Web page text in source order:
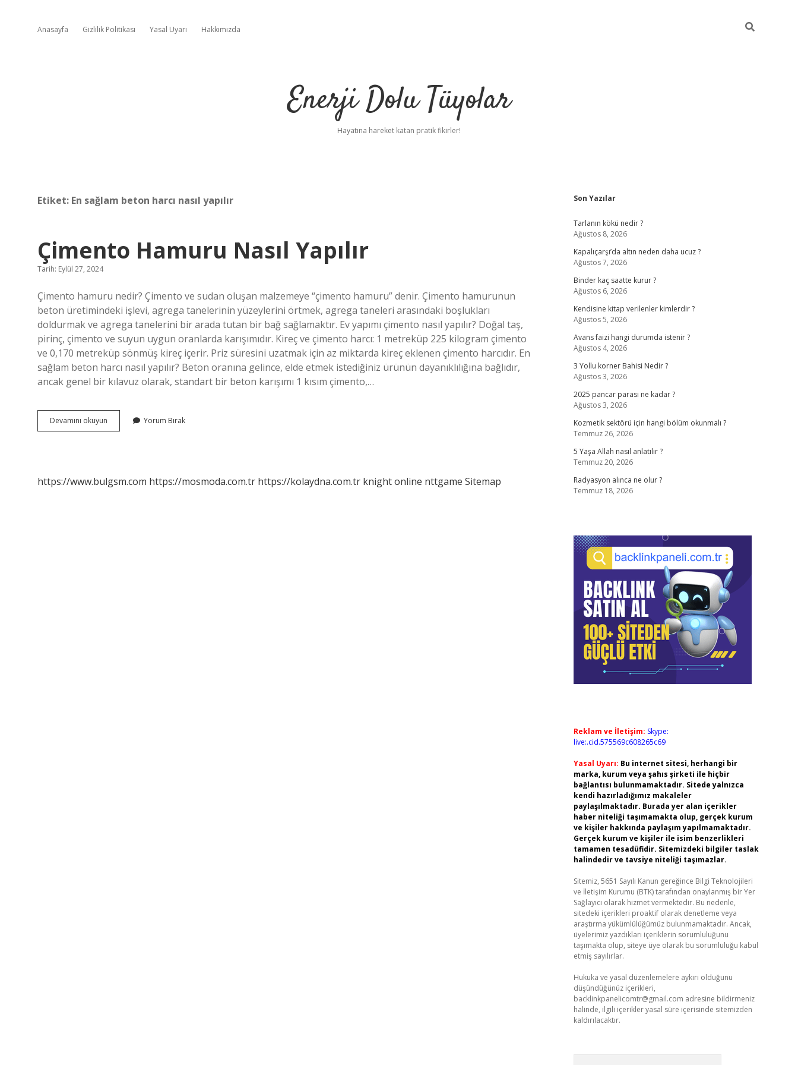
Anasayfa Gizlilik Politikası Yasal Uyarı Hakkımızda
Enerji Dolu Tüyolar
Hayatına hareket katan pratik fikirler!
Etiket: En sağlam beton harcı nasıl yapılır
Çimento Hamuru Nasıl Yapılır
Tarih: Eylül 27, 2024
Çimento hamuru nedir? Çimento ve sudan oluşan malzemeye “çimento hamuru” denir. Çimento hamurunun
beton üretimindeki işlevi, agrega tanelerinin yüzeylerini örtmek, agrega taneleri arasındaki boşlukları
doldurmak ve agrega tanelerini bir arada tutan bir bağ sağlamaktır. Ev yapımı çimento nasıl yapılır? Doğal taş,
pirinç, çimento ve suyun uygun oranlarda karışımıdır. Kireç ve çimento harcı: 1 metreküp 225 kilogram çimento
ve 0,170 metreküp sönmüş kireç içerir. Priz süresini uzatmak için az miktarda kireç eklenen çimento harcıdır. En
sağlam beton harcı nasıl yapılır? Beton oranına gelince, elde etmek istediğiniz ürünün dayanıklılığına bağlıdır,
ancak genel bir kılavuz olarak, standart bir beton karışımı 1 kısım çimento,…
Devamını okuyun Çimento
Hamuru
Yorum Bırak
https://www.bulgsm.com https://mosmoda.com.tr https://kolaydna.com.tr knight online nttgame Sitemap
Sidebar
Son Yazılar
Tarlanın kökü nedir ?
Ağustos 8, 2026
Kapalıçarşı’da altın neden daha ucuz ?
Ağustos 7, 2026
Binder kaç saatte kurur ?
Ağustos 6, 2026
Kendisine kitap verilenler kimlerdir ?
Ağustos 5, 2026
Avans faizi hangi durumda istenir ?
Ağustos 4, 2026
3 Yollu korner Bahisi Nedir ?
Ağustos 3, 2026
2025 pancar parası ne kadar ?
Ağustos 3, 2026
Kozmetik sektörü için hangi bölüm okunmalı ?
Temmuz 26, 2026
5 Yaşa Allah nasıl anlatılır ?
Temmuz 20, 2026
Radyasyon alınca ne olur ?
Temmuz 18, 2026
Reklam ve İletişim: Skype:
live:.cid.575569c608265c69
Yasal Uyarı: Bu internet sitesi, herhangi bir
marka, kurum veya şahıs şirketi ile hiçbir
bağlantısı bulunmamaktadır. Sitede yalnızca
kendi hazırladığımız makaleler
paylaşılmaktadır. Burada yer alan içerikler
haber niteliği taşımamakta olup, gerçek kurum
ve kişiler hakkında paylaşım yapılmamaktadır.
Gerçek kurum ve kişiler ile isim benzerlikleri
tamamen tesadüfidir. Sitemizdeki bilgiler taslak
halindedir ve tavsiye niteliği taşımazlar.
Sitemiz, 5651 Sayılı Kanun gereğince Bilgi Teknolojileri
ve İletişim Kurumu (BTK) tarafından onaylanmış bir Yer
Sağlayıcı olarak hizmet vermektedir. Bu nedenle,
sitedeki içerikleri proaktif olarak denetleme veya
araştırma yükümlülüğümüz bulunmamaktadır. Ancak,
üyelerimiz yazdıkları içeriklerin sorumluluğunu
taşımakta olup, siteye üye olarak bu sorumluluğu kabul
etmiş sayılırlar.
Hukuka ve yasal düzenlemelere aykırı olduğunu
düşündüğünüz içerikleri,
backlinkpanelicomtr@gmail.com adresine bildirmeniz
halinde, ilgili içerikler yasal süre içerisinde sitemizden
kaldırılacaktır.